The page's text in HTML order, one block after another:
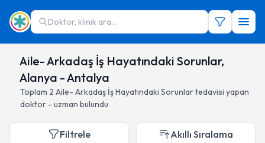
Doktor, klinik ara...
Aile- Arkadaş İş Hayatındaki Sorunlar,
Alanya - Antalya
Toplam 2 Aile- Arkadaş İş Hayatındaki Sorunlartedavisi yapan
doktor - uzman bulundu
Filtrele Akıllı Sıralama